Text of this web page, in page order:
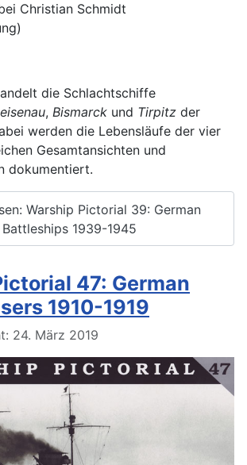
Christian Schmidt
die Schlachtschiffe
, Bismarck und Tirpitz der
werden die Lebensläufe der vier
Gesamtansichten und
dokumentiert.
Warship Pictorial 39: German
Battleships 1939-1945
47: German
1910-1919
24. März 2019